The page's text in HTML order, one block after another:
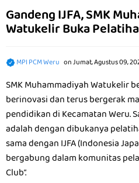
Gandeng IJFA, SMK
Watukelir Buka
MPI PCM Weru onJumat, Agustus 09,
SMK Muhammadiyah Watukelir
berinovasi dan terus bergerak
pendidikan di Kecamatan Weru.
adalah dengan dibukanya
sama dengan IJFA (Indonesia
bergabung dalam komunitas
Club”.